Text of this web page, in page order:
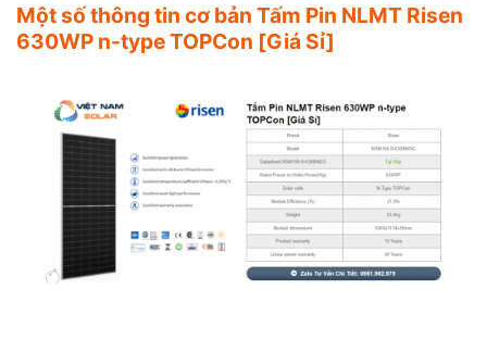
Một số thông tin cơ bản Tấm Pin NLMT Risen
630WP n-type TOPCon [Giá Sỉ]